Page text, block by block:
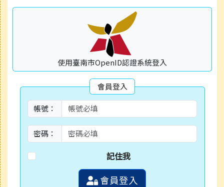
使用臺南市OpenID認證系統登入
會員登入
帳號：
密碼：
記住我
會員登入